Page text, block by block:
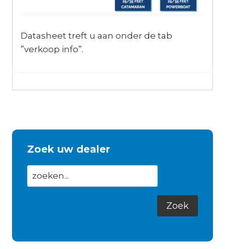
Datasheet treft u aan onder de tab
”verkoop info”.
Zoek uw dealer